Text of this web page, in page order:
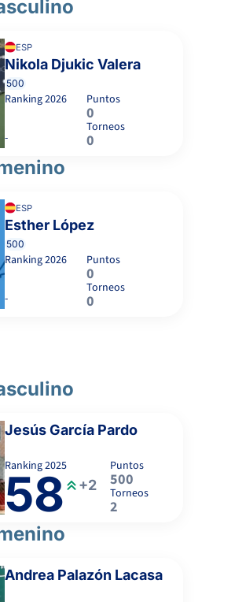
ESP
Nikola Djukic Valera
500
Ranking2026
-
Puntos
0
Torneos
0
ESP
Esther López
500
Ranking2026
-
Puntos
0
Torneos
0
Jesús García Pardo
Ranking2025
58 +2
Puntos
500
Torneos
2
Andrea Palazón Lacasa